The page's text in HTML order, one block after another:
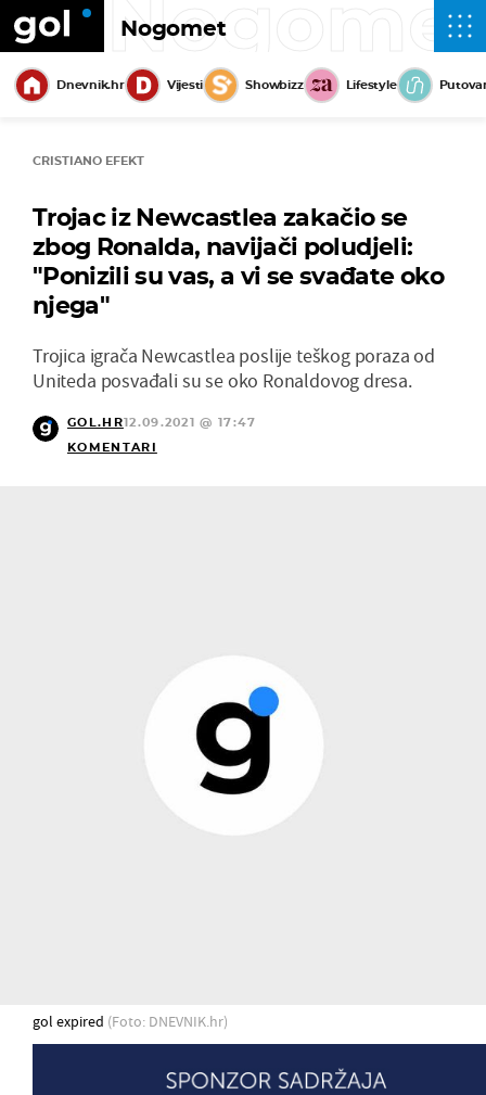
Nogomet
Dnevnik.hr Vijesti Showbizz Lifestyle
CRISTIANO EFEKT
Trojac iz Newcastlea zakačio se
zbog Ronalda, navijači poludjeli:
"Ponizili su vas, a vi se svađate oko
njega"
Trojica igrača Newcastlea poslije teškog poraza od
Uniteda posvađali su se oko Ronaldovog dresa.
GOL.HR12.09.2021 @ 17:47
KOMENTARI
gol expired (Foto: DNEVNIK.hr)